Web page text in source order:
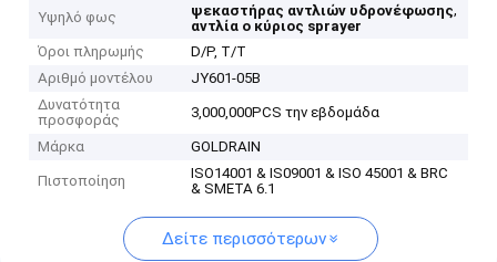
Υψηλό φως ψεκαστήρας αντλιών υδρονέφωσης,
αντλία ο κύριος sprayer
Όροι πληρωμής
D/P, T/T
Αριθμό μοντέλου
JY601-05B
Δυνατότητα
προσφοράς
3,000,000PCS την εβδομάδα
Μάρκα GOLDRAIN
Πιστοποίηση
ISO14001 & IS09001 & ISO 45001 & BRC
& SMETA 6.1
Δείτε περισσότερων